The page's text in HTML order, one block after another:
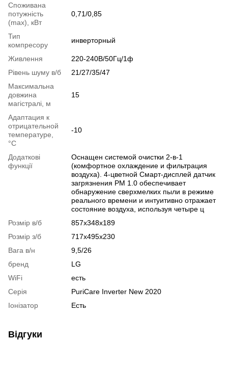
Споживана
потужність
(max), кВт
0,71/0,85
Тип
компресору
инверторный
Живлення
220-240В/50Гц/1ф
Рівень шуму в/б
21/27/35/47
Максимальна
довжина
магістралі, м
15
Адаптация к
отрицательной
температуре,
°C
-10
Додаткові
функції
Оснащен системой очистки 2-в-1
(комфортное охлаждение и фильтрация
воздуха). 4-цветной Смарт-дисплей датчик
загрязнения PM 1.0 обеспечивает
обнаружение сверхмелких пыли в режиме
реального времени и интуитивно отражает
состояние воздуха, используя четыре ц
Розмір в/б
857х348х189
Розмір з/б
717х495х230
Вага в/н
9,5/26
бренд
LG
WiFi
есть
Серія
PuriCare Inverter New 2020
Іонізатор
Есть
Відгуки